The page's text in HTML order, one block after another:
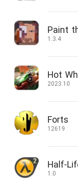
Paint
1.3.4
Hot
2023.10
Forts
12619
Half-
1.0